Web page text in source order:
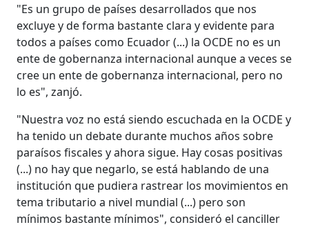
"Es un grupo de países desarrollados que nos
excluye y de forma bastante clara y evidente para
todos a países como Ecuador (...) la OCDE no es un
ente de gobernanza internacional aunque a veces se
cree un ente de gobernanza internacional, pero no
lo es", zanjó.
"Nuestra voz no está siendo escuchada en la OCDE y
ha tenido un debate durante muchos años sobre
paraísos fiscales y ahora sigue. Hay cosas positivas
(...) no hay que negarlo, se está hablando de una
institución que pudiera rastrear los movimientos en
tema tributario a nivel mundial (...) pero son
mínimos bastante mínimos", consideró el canciller